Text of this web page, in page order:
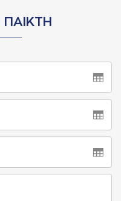
ΠΑΙΚΤΗ